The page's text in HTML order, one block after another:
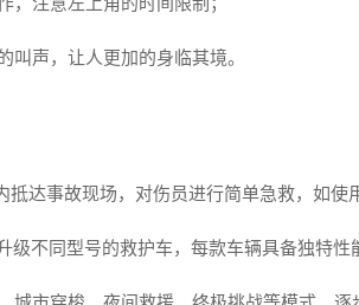
叫声，让人更加的身临其境。
抵达事故现场，对伤员进行简单急救，如使
级不同型号的救护车，每款车辆具备独特性